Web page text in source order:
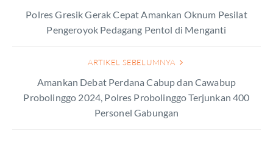
Polres Gresik Gerak Cepat Amankan Oknum Pesilat
Pengeroyok Pedagang Pentol di Menganti
ARTIKEL SEBELUMNYA
Amankan Debat Perdana Cabup dan Cawabup
Probolinggo 2024, Polres Probolinggo Terjunkan 400
Personel Gabungan